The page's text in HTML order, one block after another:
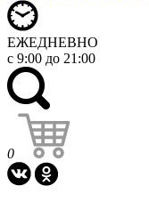
ЕЖЕДНЕВНО
с 9:00 до 21:00
0